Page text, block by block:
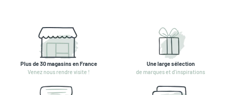
Plus de 30 magasins en France
Venez nous rendre visite !
Une large sélection
de marques et d'inspirations